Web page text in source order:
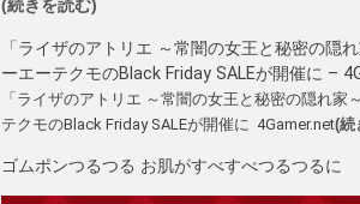
(続きを読む)
「ライザのアトリエ ～常闇の女王と秘密の隠
ーエーテクモのBlack Friday SALEが開催に –
「ライザのアトリエ ～常闇の女王と秘密の隠れ家
テクモのBlack Friday SALEが開催に 4Gamer.net(続
ゴムポンつるつる お肌がすべすべつるつるに